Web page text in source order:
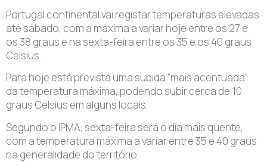
Portugal continental vai registar temperaturas elevadas
até sábado, com a máxima a variar hoje entre os 27 e
os 38 graus e na sexta-feira entre os 35 e os 40 graus
Celsius.
Para hoje está prevista uma subida “mais acentuada”
da temperatura máxima, podendo subir cerca de 10
graus Celsius em alguns locais.
Segundo o IPMA, sexta-feira será o dia mais quente,
com a temperatura máxima a variar entre 35 e 40 graus
na generalidade do território.